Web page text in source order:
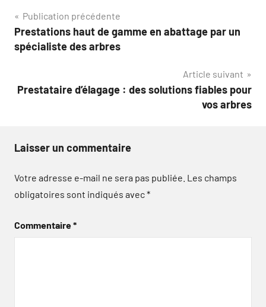
Navigation
de
Publication précédente
Prestations haut de gamme en abattage par un
spécialiste des arbres
Article suivant
Prestataire d’élagage : des solutions fiables pour
vos arbres
Laisser un commentaire
Votre adresse e-mail ne sera pas publiée. Les champs
obligatoires sont indiqués avec*
Commentaire*